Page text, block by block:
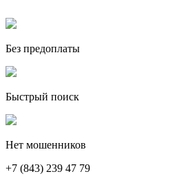
Без предоплаты
Быстрый поиск
Нет мошенников
+7 (843) 239 47 79